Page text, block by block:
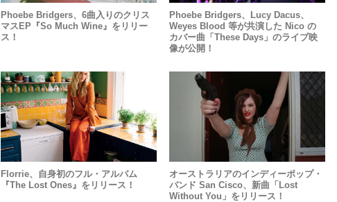
Phoebe Bridgers、6曲入りのクリス
マスEP『So Much Wine』をリリー
ス！
Phoebe Bridgers、Lucy Dacus、
Weyes Blood 等が共演した Nico の
カバー曲「These Days」のライブ映
像が公開！
Florrie、自身初のフル・アルバム
『The Lost Ones』をリリース！
オーストラリアのインディーポップ・
バンド San Cisco、新曲「Lost
Without You」をリリース！